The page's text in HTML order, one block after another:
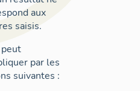
aux
saisis.
par les
suivantes :